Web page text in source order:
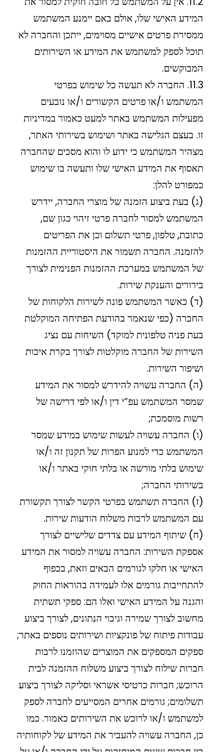
המידע האישי שלו, אולם באם יימנע המשתמש
ממסירת פרטים אישיים מסוימים, ייתכן והחברה לא
תוכל לספק למשתמש את המידע או השירותים
המבוקשים.
11.3. החברה לא תעשה כל שימוש בפרטי
המשתמש ו/או פרטים הקשורים ו/או נובעים
מפעילות המשתמש באתר למעט כאמור במדיניות
זו. בעצם הגלישה באתר ושימוש בשירותי האתר,
מצהיר המשתמש כי ידוע לו והוא מסכים שהחברה
תאסוף את המידע האישי שלו ותעשה בו שימוש
כמפורט להלן:
(ג) בעת ביצוע הזמנה של מוצרי החברה, יידרש
המשתמש למסור לחברה פרטי זיהוי כגון שם,
כתובת, טלפון, פרטי תשלום וכן את הפריטים
להזמנה. החברה תשמור את היסטוריית ההזמנות
של המשתמש במערכת ההזמנות הפנימית לצורך
בירורים והענקת שירות.
(ד) כאשר המשתמש פונה לשירות הלקוחות של
החברה (כפי שנאמר בהודעת הפתיחה המוקלטת
בעת פניה טלפונית למוקד) השיחות עם נציג
השירות של החברה מוקלטות לצורך בקרת איכות
ושיפור השירות.
(ה) החברה עשויה להידרש למסור את המידע
שמסר המשתמש עפ”י דין ו/או לפי דרישה של
רשות מוסמכת;
(ו) החברה עשויה לעשות שימוש במידע שמסר
המשתמש כדי למנוע הפרות של תקנון זה ו/או
שימוש בלתי מורשה או בלתי חוקי באתר ו/או
בשירותי החברה;
(ז) החברה תשתמש בפרטי הקשר לצורך תקשורת
עם המשתמש לרבות משלוח הודעות שירות.
(ח) שיתוף המידע עם צדדים שלישיים לצורך
אספקת השירות: החברה עשויה למסור את המידע
האישי או חלקו לגורמים הבאים וזאת, בכפוף
להתחייבות גורמים אלו לעמידה בהוראות החוק
והגנה על המידע האישי ואלו הם: ספקי תשתית
מחשוב לצורך שמירה וגיבוי הנתונים, לצורך ביצוע
עבודות פיתוח של פונקציות ושירותים נוספים באתר;
ספקים המספקים את המוצרים שהוזמנו לרבות
חברות שילוח לצורך ביצוע משלוח ההזמנה לבית
הרוכש; חברות כרטיסי אשראי וסליקה לצורך ביצוע
תשלומים; גורמים אחרים המסייעים לחברה לספק
למשתמש ו/או לרוכש את השירותים כאמור. כמו
כן, החברה עשויה להעביר את המידע של לקוחותיה